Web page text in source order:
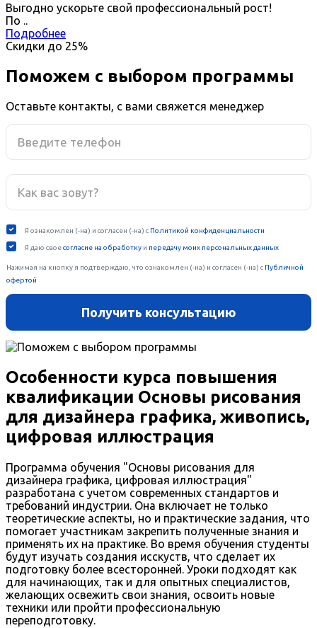
Выгодно ускорьте свой профессиональный рост!
По ..
Подробнее
Скидки до 25%
Поможем с выбором программы
Оставьте контакты, с вами свяжется менеджер
Особенности курса повышения
квалификации Основы рисования
для дизайнера графика, живопись,
цифровая иллюстрация
Программа обучения "Основы рисования для
дизайнера графика, цифровая иллюстрация"
разработана с учетом современных стандартов и
требований индустрии. Она включает не только
теоретические аспекты, но и практические задания, что
помогает участникам закрепить полученные знания и
применять их на практике. Во время обучения студенты
будут изучать создания исскуств, что сделает их
подготовку более всесторонней. Уроки подходят как
для начинающих, так и для опытных специалистов,
желающих освежить свои знания, освоить новые
техники или пройти профессиональную
переподготовку.